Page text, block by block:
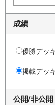
成績
優勝デッ
掲載デッ
公開/非公開